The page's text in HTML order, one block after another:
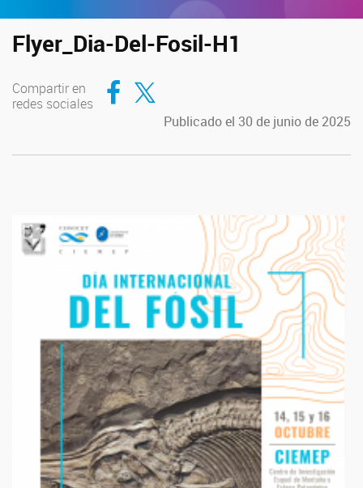
Flyer_Dia-Del-Fosil-H1
Compartir en
redes sociales
Compartir en Facebook
Compartir en Twitter
Publicado el 30 de junio de 2025